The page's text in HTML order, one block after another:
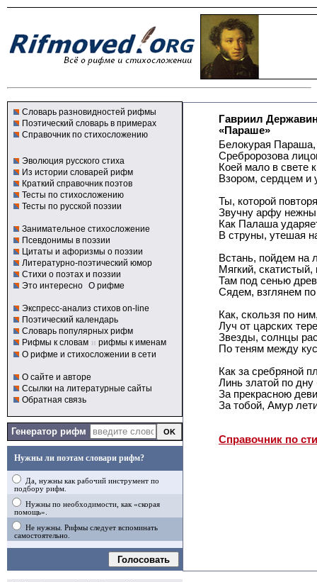
Словарь разновидностей рифмы
Поэтический словарь в примерах
Справочник по стихосложению
Эволюция русского стиха
Из истории словарей рифм
Краткий справочник поэтов
Тесты по стихосложению
Тесты по русской поэзии
Занимательное стихосложение
Псевдонимы в поэзии
Цитаты и афоризмы о поэзии
Литературно-поэтический юмор
Стихи о поэтах и поэзии
Это интересно О рифме
Экспресс-анализ стихов on-line
Поэтический календарь
Словарь популярных рифм
Рифмы к словам и рифмы к именам
О рифме и стихосложении в сети
О сайте и авторе
Ссылки на литературные сайты
Обратная связь
Генератор рифм
Нужны ли поэтам словари рифм?
Да, нужны как рабочий инструмент по
подбору рифм.
Нужны по необходимости, как «скорая
помощь».
Не нужны. Рифмы следует вспоминать
самостоятельно.
Голосовать
Гавриил
«Параше»
Белокурая Параша,
Сребророзова
Коей мало в свете
Взором, сердцем и
Ты, которой
Звучну арфу
Как Палаша
В струны, утешая
Встань, пойдем на
Мягкий, скатистый,
Там под сенью
Сядем, взглянем
Как, скользя по
Луч от царских
Звезды, солнцы
По теням между
Как за сребряной
Линь златой по дну
За прекрасною
За тобой, Амур
Справочник по